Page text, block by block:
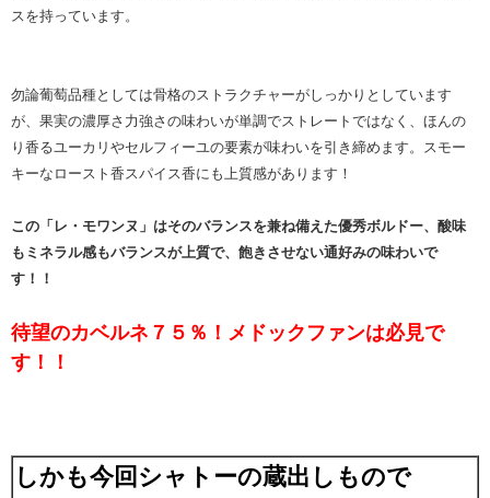
スを持っています。
勿論葡萄品種としては骨格のストラクチャーがしっかりとしています
が、果実の濃厚さ力強さの味わいが単調でストレートではなく、ほんの
り香るユーカリやセルフィーユの要素が味わいを引き締めます。スモー
キーなロースト香スパイス香にも上質感があります！
この「レ・モワンヌ」はそのバランスを兼ね備えた優秀ボルドー、酸味
もミネラル感もバランスが上質で、飽きさせない通好みの味わいで
す！！
待望のカベルネ７５％！メドックファンは必見で
す！！
しかも今回シャトーの蔵出しもので